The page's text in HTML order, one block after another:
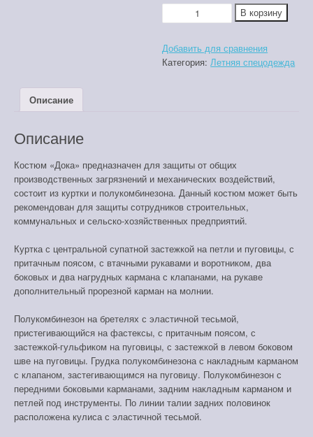
Количество
товара
"Дока-2"
с
В корзину
Добавить для сравнения
Категория:Летняя спецодежда
Описание
Описание
Костюм «Дока» предназначен для защиты от общих
производственных загрязнений и механических воздействий,
состоит из куртки и полукомбинезона. Данный костюм может быть
рекомендован для защиты сотрудников строительных,
коммунальных и сельско-хозяйственных предприятий.
Куртка с центральной супатной застежкой на петли и пуговицы, с
притачным поясом, с втачными рукавами и воротником, два
боковых и два нагрудных кармана с клапанами, на рукаве
дополнительный прорезной карман на молнии.
Полукомбинезон на бретелях с эластичной тесьмой,
пристегивающийся на фастексы, с притачным поясом, с
застежкой-гульфиком на пуговицы, с застежкой в левом боковом
шве на пуговицы. Грудка полукомбинезона с накладным карманом
с клапаном, застегивающимся на пуговицу. Полукомбинезон с
передними боковыми карманами, задним накладным карманом и
петлей под инструменты. По линии талии задних половинок
расположена кулиса с эластичной тесьмой.